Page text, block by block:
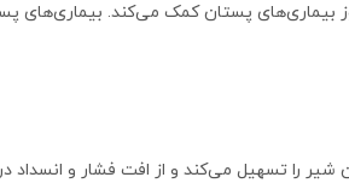
بیماری‌های پستان کمک می‌کند. بیماری‌های
شیر را تسهیل می‌کند و از افت فشار و